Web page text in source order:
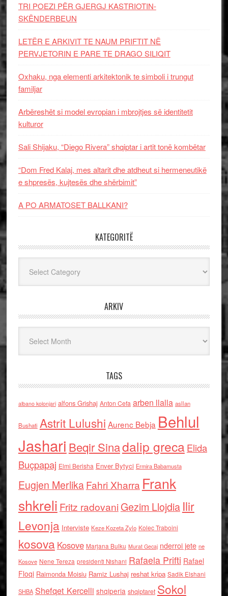
TRI POEZI PËR GJERGJ KASTRIOTIN-
SKËNDERBEUN
LETËR E ARKIVIT TE NAUM PRIFTIT NË
PERVJETORIN E PARE TE DRAGO SILIQIT
Oxhaku, nga elementi arkitektonik te simboli i trungut
familjar
Arbëreshët si model evropian i mbrojtjes së identitetit
kulturor
Sali Shijaku, “Diego Rivera” shqiptar i artit tonë kombëtar
“Dom Fred Kalaj, mes altarit dhe atdheut si hermeneutikë
e shpresës, kujtesës dhe shërbimit”
A PO ARMATOSET BALLKANI?
KATEGORITË
ARKIV
TAGS
albano kolonjari alfons Grishaj Anton Cefa arben llalla asllan
Bushati Astrit Lulushi Aurenc Bebja Behlul
Jashari Beqir Sinadalip grecaElida
Buçpapaj Elmi Berisha Enver Bytyci Ermira Babamusta
Eugjen MerlikaFahri Xharra Frank
shkreli Fritz radovaniGezim Llojdia Ilir
Levonja Interviste Keze Kozeta Zylo Kolec Traboini
kosova Kosove Marjana Bulku Murat Gecaj nderroi jete ne
Kosove Nene Tereza presidenti Nishani Rafaela Prifti Rafael
Floqi Raimonda Moisiu Ramiz Lushaj reshat kripa Sadik Elshani
SHBA Shefqet Kercelli shqiperia shqiptaret Sokol